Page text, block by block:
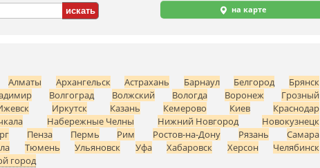
на карте
Алматы Архангельск Астрахань Барнаул Белгород
Брянск
Волгоград Волжский Вологда Воронеж
Грозный
Иркутск Казань Кемерово Киев
Краснодар
Набережные Челны Нижний Новгород Новокузнецк
Пенза Пермь Рим Ростов-на-Дону Рязань
Самара
Тюмень Ульяновск Уфа Хабаровск Херсон
Челябинск
город